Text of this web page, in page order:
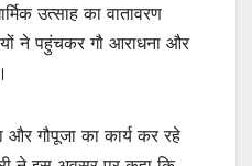
उत्साह का वातावरण
ने पहुंचकर गौ आराधना और
और गौपूजा का कार्य कर रहे